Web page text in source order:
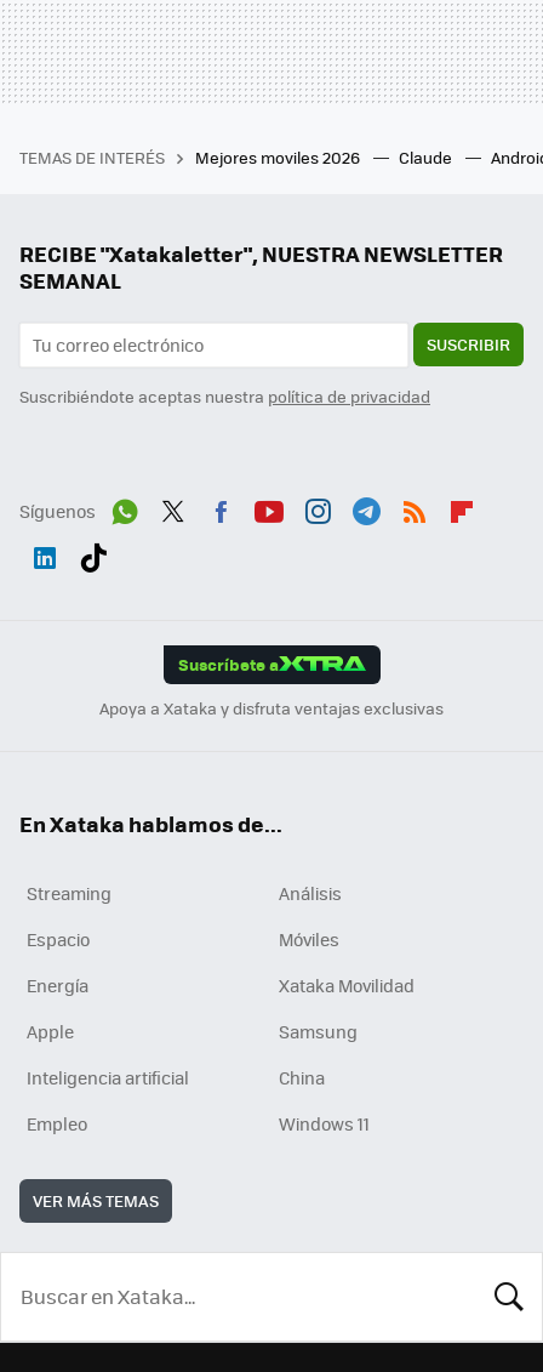
TEMAS DE INTERÉS Mejores moviles 2026 Claude
RECIBE "Xatakaletter", NUESTRA NEWSLETTER
SEMANAL
SUSCRIBIR
Suscribiéndote aceptas nuestra política de privacidad
Síguenos
Suscríbete a
Apoya a Xataka y disfruta ventajas exclusivas
En Xataka hablamos de...
Streaming
Análisis
Espacio
Móviles
Energía
Xataka Movilidad
Apple
Samsung
Inteligencia artificial
China
Empleo
Windows 11
VER MÁS TEMAS